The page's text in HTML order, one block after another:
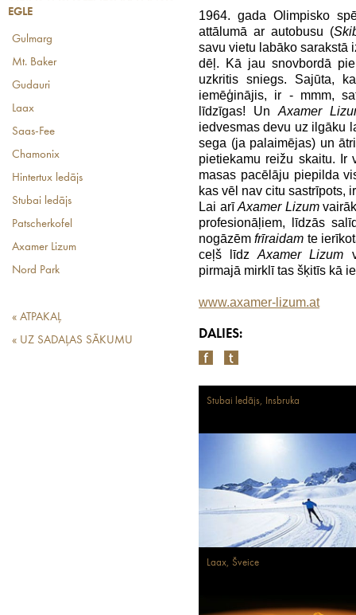
EGLE
EGLE
Gulmarg
Mt. Baker
Gudauri
Laax
Saas-Fee
Chamonix
Hintertux ledājs
Stubai ledājs
Patscherkofel
Axamer Lizum
Nord Park
« ATPAKAĻ
« UZ SADAĻAS SĀKUMU
1964. gada Olimpisko
attālumā ar autobusu (
savu vietu labāko sarakstā
dēļ. Kā jau snovbordā
uzkritis sniegs. Sajūta,
iemēģinājis, ir - mmm,
līdzīgas! UnAxamer
iedvesmas devu uz ilgāku
sega (ja palaimējas) un
pietiekamu reižu skaitu. Ir
masas pacēlāju piepilda
kas vēl nav citu sastrīpots,
Lai arīAxamer Lizum
profesionāļiem, līdzās
nogāzēmfrīraidam te
ceļš līdzAxamer Lizum
pirmajā mirklī tas šķitīs kā
www.axamer-lizum.at
DALIES:
Stubai ledājs, Insbruka
Laax, Šveice